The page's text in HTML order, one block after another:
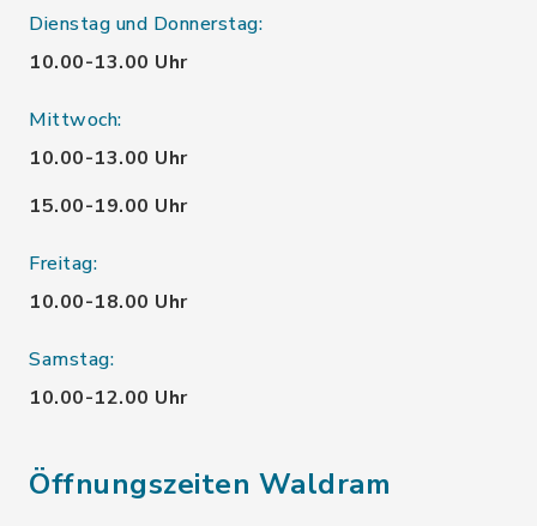
Dienstag und Donnerstag:
10.00-13.00 Uhr
Mittwoch:
10.00-13.00 Uhr
15.00-19.00 Uhr
Freitag:
10.00-18.00 Uhr
Samstag:
10.00-12.00 Uhr
Öffnungszeiten Waldram